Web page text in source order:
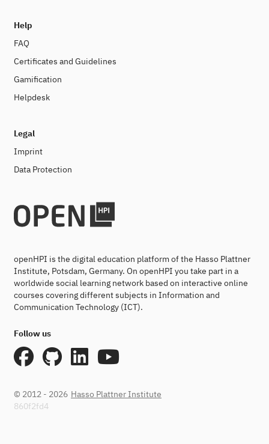
Help
FAQ
Certificates and Guidelines
Gamification
Helpdesk
Legal
Imprint
Data Protection
openHPI is the digital education platform of the Hasso Plattner
Institute, Potsdam, Germany. On openHPI you take part in a
worldwide social learning network based on interactive online
courses covering different subjects in Information and
Communication Technology (ICT).
Follow us
© 2012 - 2026 Hasso Plattner Institute
860f2fd4